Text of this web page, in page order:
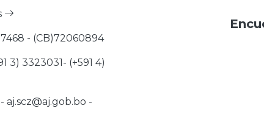
- (CB)72060894
3) 3323031- (+591 4)
- aj.scz@aj.gob.bo -